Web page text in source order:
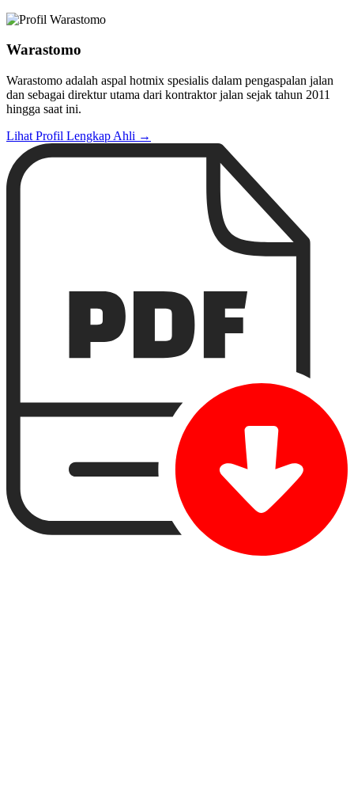
Warastomo
Warastomo adalah aspal hotmix spesialis dalam pengaspalan jalan
dan sebagai direktur utama dari kontraktor jalan sejak tahun 2011
hingga saat ini.
Lihat Profil Lengkap Ahli →